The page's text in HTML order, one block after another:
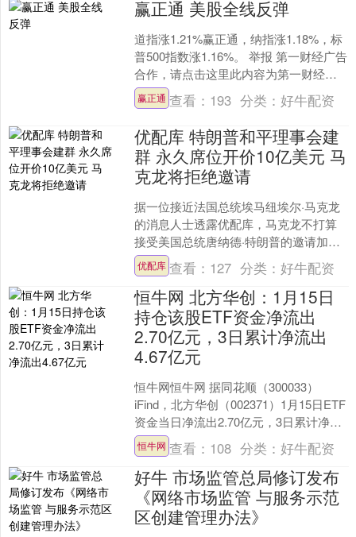
赢正通 美股全线反弹
道指涨1.21%赢正通，纳指涨1.18%，标
普500指数涨1.16%。 举报 第一财经广告
合作，请点击这里此内容为第一财经原
创，著作权归第一财经所有。未经第一
财....
赢正通 查看： 193 分类：好牛配资
优配库 特朗普和平理事会建
群 永久席位开价10亿美元 马
克龙将拒绝邀请
据一位接近法国总统埃马纽埃尔·马克龙
的消息人士透露优配库，马克龙不打算
接受美国总统唐纳德·特朗普的邀请加入
拟议中的和平理事会。 特朗普政府要求
希望在该机构获得永....
优配库 查看： 127 分类：好牛配资
恒牛网 北方华创：1月15日
持仓该股ETF资金净流出
2.70亿元，3日累计净流出
4.67亿元
恒牛网恒牛网 据同花顺（300033）
iFind，北方华创（002371）1月15日ETF
资金当日净流出2.70亿元，3日累计净流
出4.67亿元，5日累计净流出....
恒牛网 查看： 108 分类：好牛配资
好牛 市场监管总局修订发布
《网络市场监管 与服务示范
区创建管理办法》